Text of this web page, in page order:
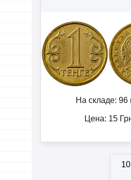
На складе: 96
Цена: 15